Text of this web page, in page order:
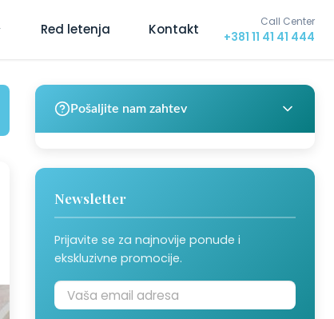
Red letenja Kontakt Call Center
+381 11 41 41 444
Pošaljite nam zahtev
Newsletter
Prijavite se za najnovije ponude i
ekskluzivne promocije.